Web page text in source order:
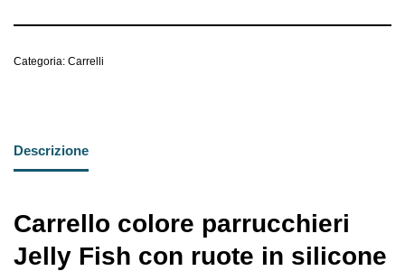
Categoria: Carrelli
Descrizione
Carrello colore parrucchieri
Jelly Fish con ruote in silicone